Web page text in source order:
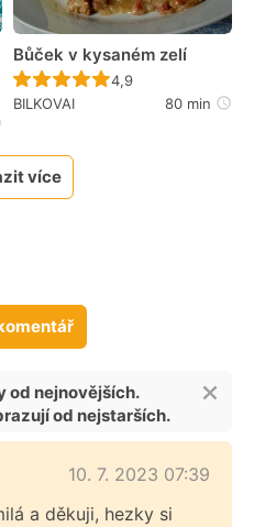
hodnocen
Bůček v kysaném zelí
Recept ještě nebyl
4,9
BILKOVAI
80 min
více
od nejnovějších.
od nejstarších.
10. 7. 2023 07:39
a děkuji, hezky si